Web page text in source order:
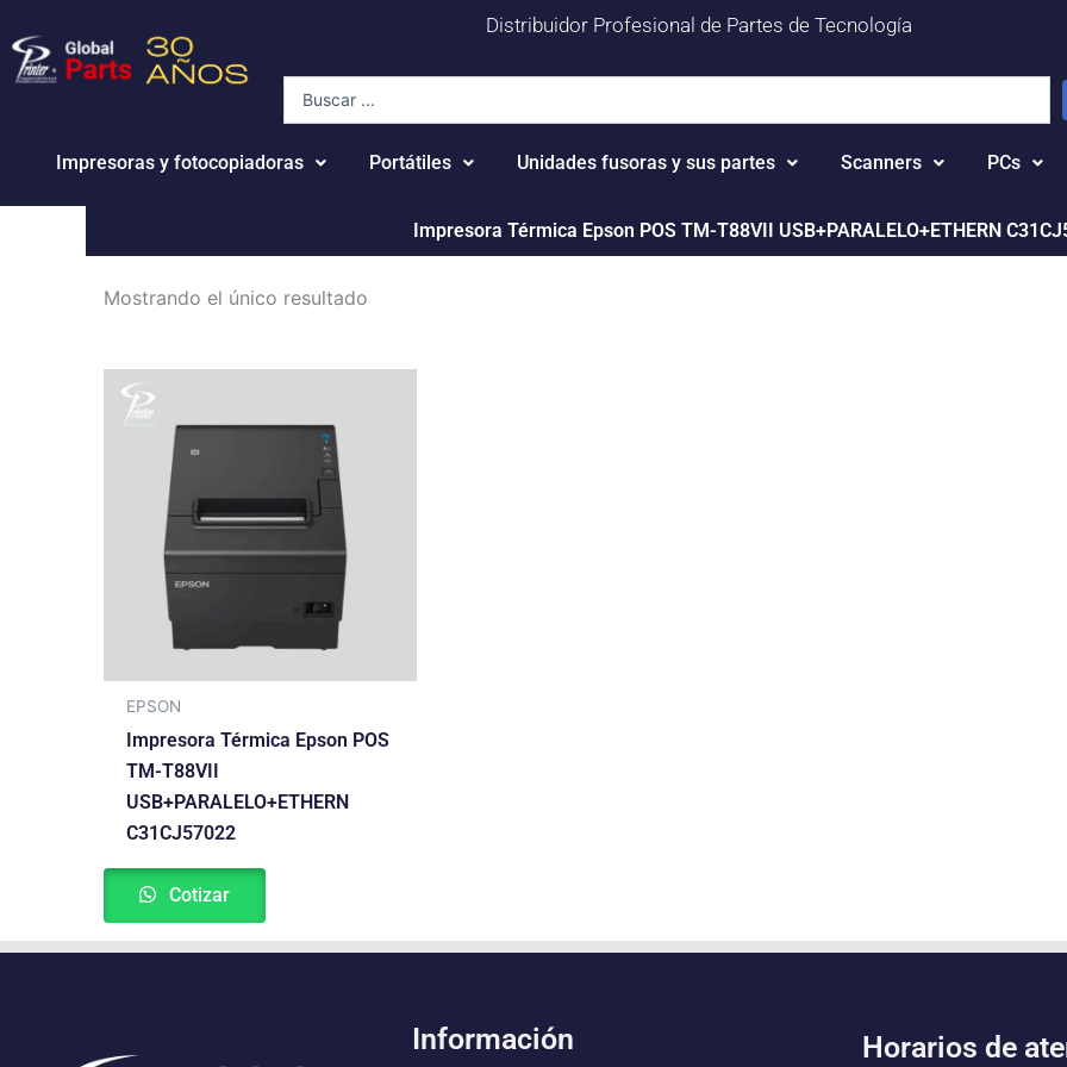
al
contenido
Distribuidor Profesional de Partes de Tecnología
Impresoras y fotocopiadoras Portátiles Unidades fusoras y sus partes Scanners PCs
Impresora Térmica Epson POS TM-T88VII USB+PARALELO+ETHERN
Mostrando el único resultado
EPSON
Impresora Térmica Epson POS
TM-T88VII
USB+PARALELO+ETHERN
C31CJ57022
Cotizar
Información
Horarios de